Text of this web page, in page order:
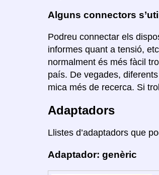
Alguns connectors
Podreu connectar els
informes quant a tensió,
normalment és més fàcil
país. De vegades,
mica més de recerca. Si
Adaptadors
Llistes d’adaptadors que
Adaptador: genèric